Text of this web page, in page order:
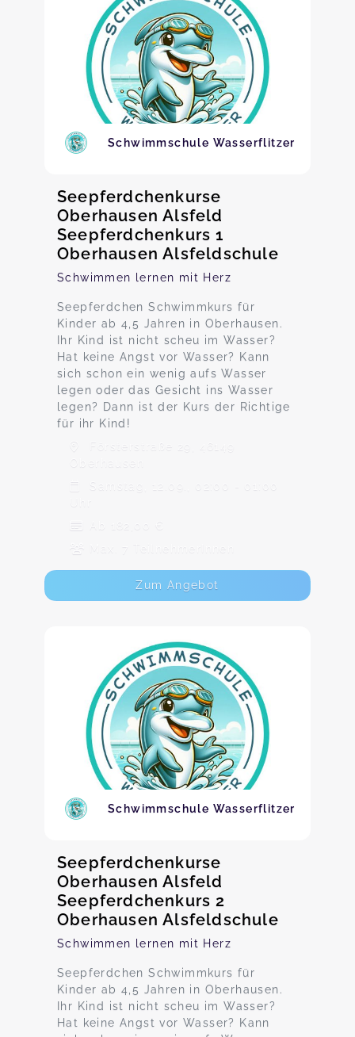
Schwimmschule Wasserflitzer
Seepferdchenkurse
Oberhausen Alsfeld
Seepferdchenkurs 1
Oberhausen Alsfeldschule
Schwimmen lernen mit Herz
Seepferdchen Schwimmkurs für
Kinder ab 4,5 Jahren in Oberhausen.
Ihr Kind ist nicht scheu im Wasser?
Hat keine Angst vor Wasser? Kann
sich schon ein wenig aufs Wasser
legen oder das Gesicht ins Wasser
legen? Dann ist der Kurs der Richtige
für ihr Kind!
Försterstraße 29, 46149
Oberhausen
Samstag, 12.09., 02:00 - 01:00
Ab 182,00 €
Max. 7 TeilnehmerInnen
Zum Angebot
Schwimmschule Wasserflitzer
Seepferdchenkurse
Oberhausen Alsfeld
Seepferdchenkurs 2
Oberhausen Alsfeldschule
Schwimmen lernen mit Herz
Seepferdchen Schwimmkurs für
Kinder ab 4,5 Jahren in Oberhausen.
Ihr Kind ist nicht scheu im Wasser?
Hat keine Angst vor Wasser? Kann